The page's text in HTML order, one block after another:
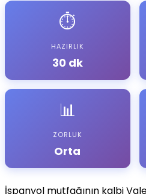
⏱️
HAZIRLIK
30 dk
📊
ZORLUK
Orta
İspanyol mutfağının kalbi